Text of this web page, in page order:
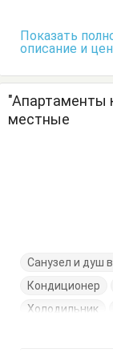
Показать
описание и
"Апартаменты
местные
Санузел и душ
Кондиционер
Холодильник
Кровать